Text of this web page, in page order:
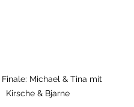
Finale: Michael & Tina mit
Kirsche & Bjarne